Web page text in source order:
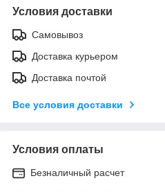
Условия доставки
Самовывоз
Доставка курьером
Доставка почтой
Все условия доставки
Условия оплаты
Безналичный расчет